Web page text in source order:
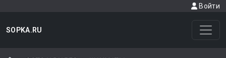
Войти
SOPKA.RU